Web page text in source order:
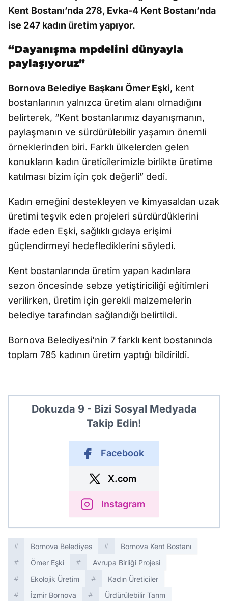
Kent Bostanı’nda 278, Evka-4 Kent Bostanı’nda
ise 247 kadın üretim yapıyor.
“Dayanışma mpdelini dünyayla
paylaşıyoruz”
Bornova Belediye Başkanı Ömer Eşki, kent
bostanlarının yalnızca üretim alanı olmadığını
belirterek, “Kent bostanlarımız dayanışmanın,
paylaşmanın ve sürdürülebilir yaşamın önemli
örneklerinden biri. Farklı ülkelerden gelen
konukların kadın üreticilerimizle birlikte üretime
katılması bizim için çok değerli” dedi.
Kadın emeğini destekleyen ve kimyasaldan uzak
üretimi teşvik eden projeleri sürdürdüklerini
ifade eden Eşki, sağlıklı gıdaya erişimi
güçlendirmeyi hedeflediklerini söyledi.
Kent bostanlarında üretim yapan kadınlara
sezon öncesinde sebze yetiştiriciliği eğitimleri
verilirken, üretim için gerekli malzemelerin
belediye tarafından sağlandığı belirtildi.
Bornova Belediyesi’nin 7 farklı kent bostanında
toplam 785 kadının üretim yaptığı bildirildi.
Dokuzda 9 - Bizi Sosyal Medyada
Takip Edin!
Facebook
X.com
Instagram
Bornova Belediyes
Bornova Kent Bostanı
Ömer Eşki
Avrupa Birliği Projesi
Ekolojik Üretim
Kadın Üreticiler
İzmir Bornova
Ürdürülebilir Tarım